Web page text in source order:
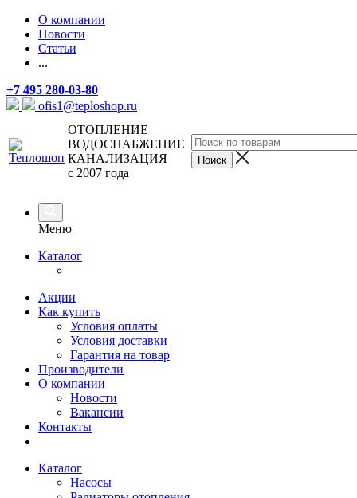
О компании
Новости
Статьи
...
+7 495 280-03-80
ofis1@teploshop.ru
ОТОПЛЕНИЕ
ВОДОСНАБЖЕНИЕ
КАНАЛИЗАЦИЯ
с 2007 года
Меню
Каталог
Акции
Как купить
Условия оплаты
Условия доставки
Гарантия на товар
Производители
О компании
Новости
Вакансии
Контакты
Каталог
Насосы